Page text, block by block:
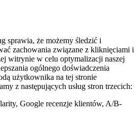
sprawia, że możemy śledzić i
zachowania związane z kliknięciami i
witrynie w celu optymalizacji naszej
ogólnego doświadczenia
użytkownika na tej stronie
z następujących usług stron trzecich:
Google recenzje klientów, A/B-